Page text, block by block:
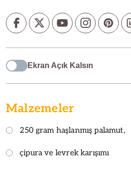
Ekran Açık Kalsın
Malzemeler
250 gram haşlanmış palamut,
çipura ve levrek karışımı